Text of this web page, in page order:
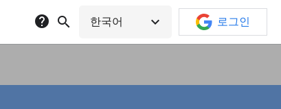
help search 한국어 expand_more 로그인